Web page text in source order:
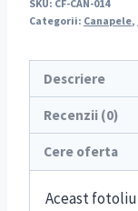
SKU: CF-CAN-014
Categorii: Canapele,
Descriere
Recenzii (0)
Cere oferta
Aceast